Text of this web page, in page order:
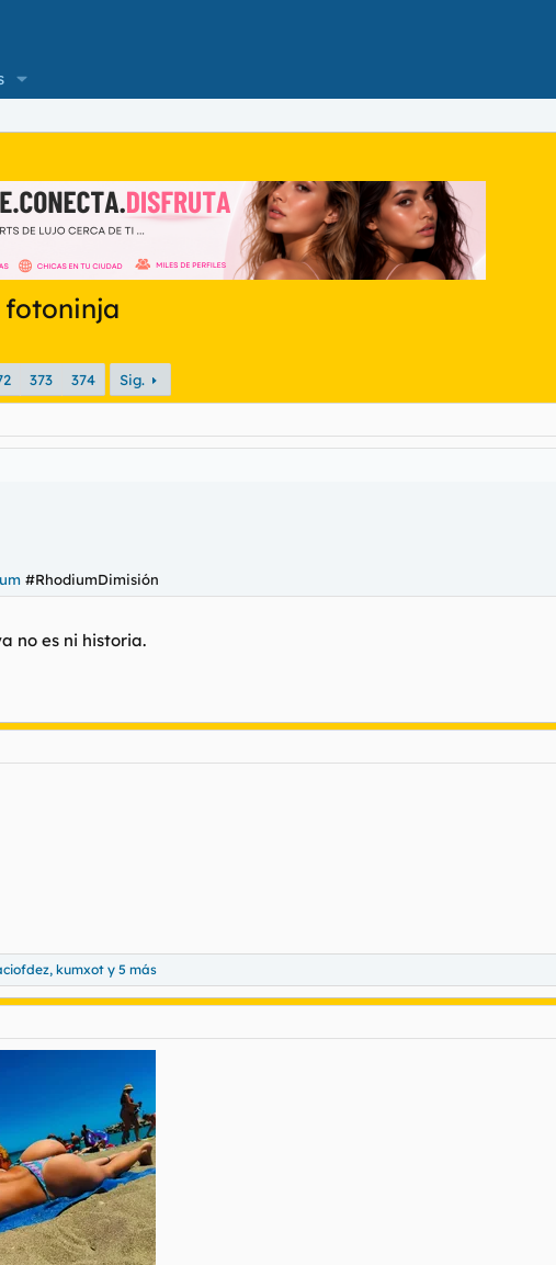
fotoninja
373 374 Sig.
#RhodiumDimisión
no es ni historia.
, kumxot y 5 más